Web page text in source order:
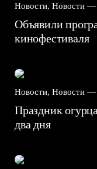
Новости, Новости —
Объявили
кинофестиваля
Новости, Новости —
Праздник
два дня